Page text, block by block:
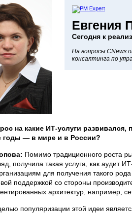
Евгения
Сегодня к
На вопросы CNews
консалтинга по
на какие ИТ-услуги
годы — в мире и в России?
Помимо традиционного роста
получила такая услуга, как аудит
для получения такого рода
поддержкой со стороны
архитектур, например,
популяризации этой идеи